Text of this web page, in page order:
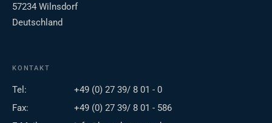
57234 Wilnsdorf
Deutschland
KONTAKT
Tel:
+49 (0) 27 39/ 8 01 - 0
Fax:
+49 (0) 27 39/ 8 01 - 586